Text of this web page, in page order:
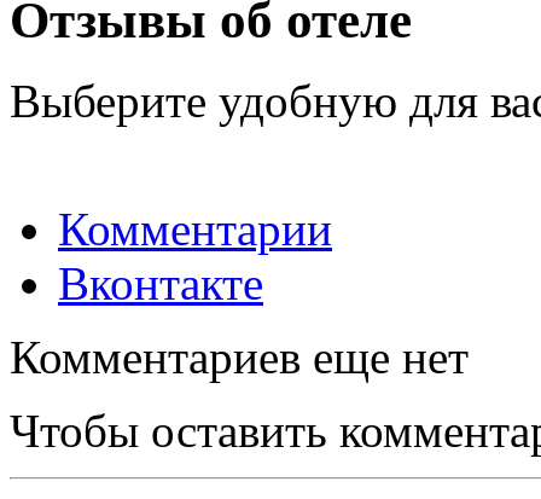
Отзывы об отеле
Выберите удобную для
Комментарии
Вконтакте
Комментариев еще нет
Чтобы оставить